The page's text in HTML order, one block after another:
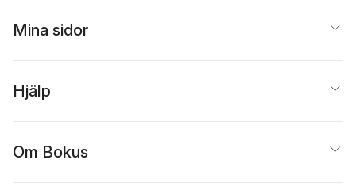
Mina sidor
Hjälp
Om Bokus